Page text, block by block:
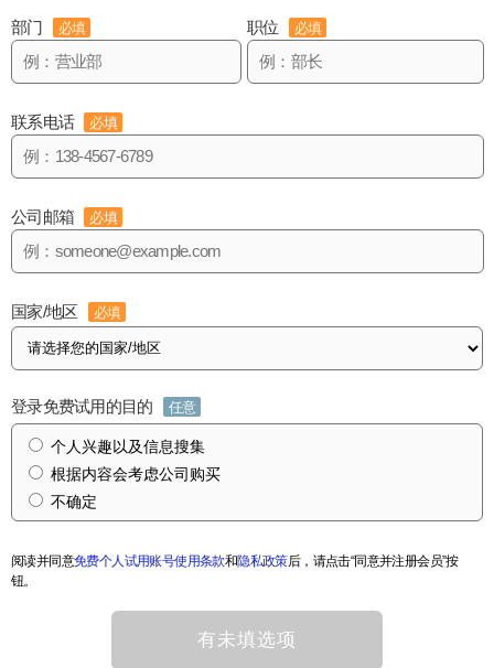
部门 必填 职位 必填
联系电话 必填
公司邮箱 必填
国家/地区 必填
登录免费试用的目的 任意
个人兴趣以及信息搜集
根据内容会考虑公司购买
不确定
阅读并同意免费个人试用账号使用条款和隐私政策后，请点击“同意并注册会员”按
钮。